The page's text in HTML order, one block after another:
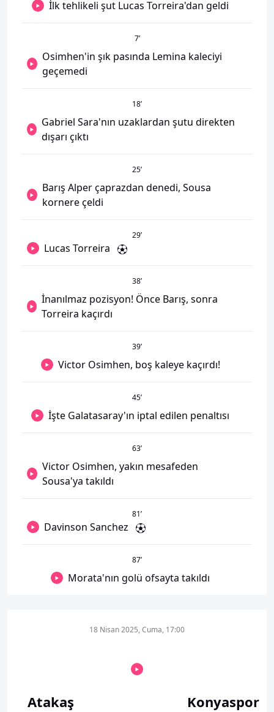
İlk tehlikeli şut Lucas Torreira'dan geldi
7’
Osimhen'in şık pasında Lemina kaleciyi
geçemedi
18’
Gabriel Sara'nın uzaklardan şutu direkten
dışarı çıktı
25’
Barış Alper çaprazdan denedi, Sousa
kornere çeldi
29’
Lucas Torreira
38’
İnanılmaz pozisyon! Önce Barış, sonra
Torreira kaçırdı
39’
Victor Osimhen, boş kaleye kaçırdı!
45’
İşte Galatasaray'ın iptal edilen penaltısı
63’
Victor Osimhen, yakın mesafeden
Sousa'ya takıldı
81’
Davinson Sanchez
87’
Morata'nın golü ofsayta takıldı
Atakaş
18 Nisan 2025, Cuma, 17:00
Konyaspor